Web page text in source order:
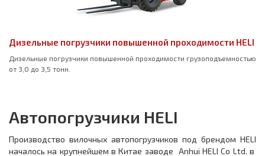
Дизельные погрузчики повышенной проходимости HELI
Дизельные погрузчики повышенной проходимости грузоподъемностью
от 3,0 до 3,5 тонн.
Автопогрузчики HELI
Производство вилочных автопогрузчиков под брендом HELI
началось на крупнейшем в Китае заводе Anhui HELI Co Ltd. в